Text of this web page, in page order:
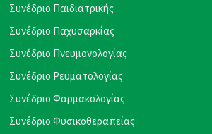
Συνέδριο Παιδιατρικής
Συνέδριο Παχυσαρκίας
Συνέδριο Πνευμονολογίας
Συνέδριο Ρευματολογίας
Συνέδριο Φαρμακολογίας
Συνέδριο Φυσικοθεραπείας